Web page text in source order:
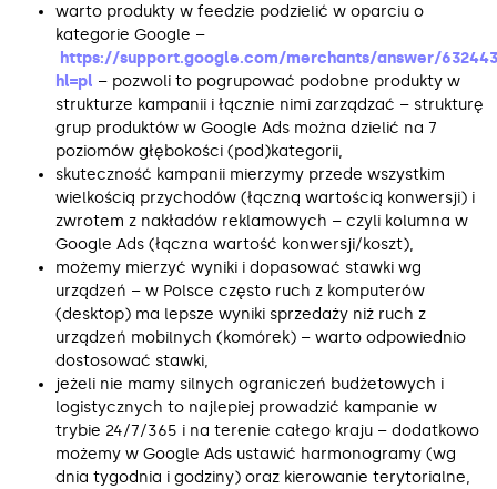
warto produkty w feedzie podzielić w oparciu o
kategorie Google –
https://support.google.com/merchants/answer/
hl=pl – pozwoli to pogrupować podobne produkty w
strukturze kampanii i łącznie nimi zarządzać – strukturę
grup produktów w Google Ads można dzielić na 7
poziomów głębokości (pod)kategorii,
skuteczność kampanii mierzymy przede wszystkim
wielkością przychodów (łączną wartością konwersji) i
zwrotem z nakładów reklamowych – czyli kolumna w
Google Ads (łączna wartość konwersji/koszt),
możemy mierzyć wyniki i dopasować stawki wg
urządzeń – w Polsce często ruch z komputerów
(desktop) ma lepsze wyniki sprzedaży niż ruch z
urządzeń mobilnych (komórek) – warto odpowiednio
dostosować stawki,
jeżeli nie mamy silnych ograniczeń budżetowych i
logistycznych to najlepiej prowadzić kampanie w
trybie 24/7/365 i na terenie całego kraju – dodatkowo
możemy w Google Ads ustawić harmonogramy (wg
dnia tygodnia i godziny) oraz kierowanie terytorialne,